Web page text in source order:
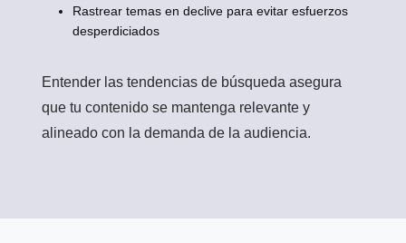
Rastrear temas en declive para evitar esfuerzos
desperdiciados
Entender las tendencias de búsqueda asegura
que tu contenido se mantenga relevante y
alineado con la demanda de la audiencia.